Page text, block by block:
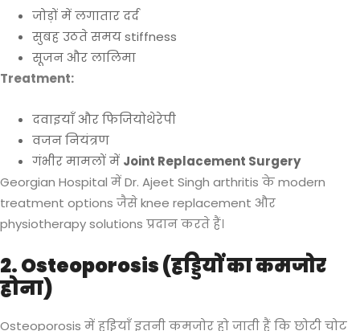
जोड़ों में लगातार दर्द
सुबह उठते समय stiffness
सूजन और लालिमा
Treatment:
दवाइयाँ और फिजियोथेरेपी
वजन नियंत्रण
गंभीर मामलों में Joint Replacement Surgery
Georgian Hospital में Dr. Ajeet Singh arthritis के modern
treatment options जैसे knee replacement और
physiotherapy solutions प्रदान करते हैं।
2. Osteoporosis (हड्डियों का कमजोर
होना)
Osteoporosis में हड्डियाँ इतनी कमजोर हो जाती हैं कि छोटी चोट